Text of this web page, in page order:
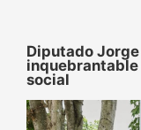
Diputado
social